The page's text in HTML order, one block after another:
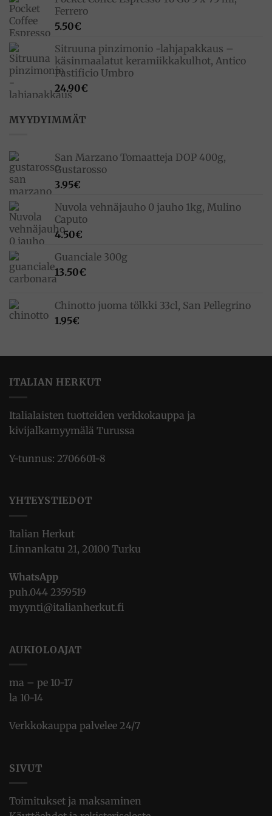
Ferrero
5.50€
Sitruuna pinzimonio -lahjapakkaus –
käsinmaalatut keramiikkakulhot, Antico
Pastificio Umbro
24.90€
MYYDYIMMÄT
San Marzano Tomaatteja DOP 400g,
Gustarosso
3.95€
Nuvola vehnäjauho 0 jauho 1kg, Mulino
Caputo
4.50€
Guanciale 300g
13.50€
Chinotto juoma tölkki 33cl, San Pellegrino
1.95€
ITALIAN HERKUT
Italialaisten tuotteiden verkkokauppa ja
kivijalkamyymälä Turussa
Y-tunnus: 2706601-8
YHTEYSTIEDOT
Italian Herkut
Linnankatu 21, 20100 Turku
WhatsApp
puh.044 2359519
myynti@italianherkut.fi
AUKIOLOAJAT
ma – pe 10-17
la 10-14
Verkkokauppa palvelee 24/7
SIVUT
Toimitukset ja maksaminen